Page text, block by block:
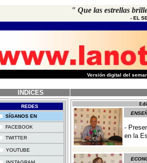
" Que las estrellas
- EL
Versión digital del
INDICES